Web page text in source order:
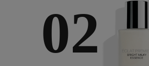
02